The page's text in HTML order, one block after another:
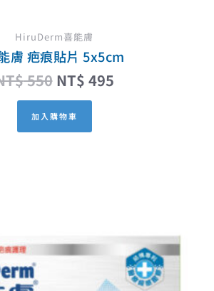
HiruDerm喜能膚
膚 疤痕貼片 5x5cm
550 NT$ 495
加入購物車
格：
NT$ 2,035。
格：
NT$ 1,832。